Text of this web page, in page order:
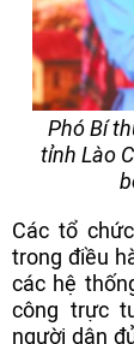
Phó Bí
tỉnh Lào
Các tổ
trong điều
các hệ
công trực
người dân